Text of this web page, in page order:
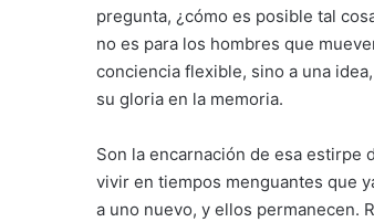
pregunta, ¿cómo es posible tal
no es para los hombres que
conciencia flexible, sino a una
su gloria en la memoria.
Son la encarnación de esa estirpe
vivir en tiempos menguantes que
a uno nuevo, y ellos permanecen.